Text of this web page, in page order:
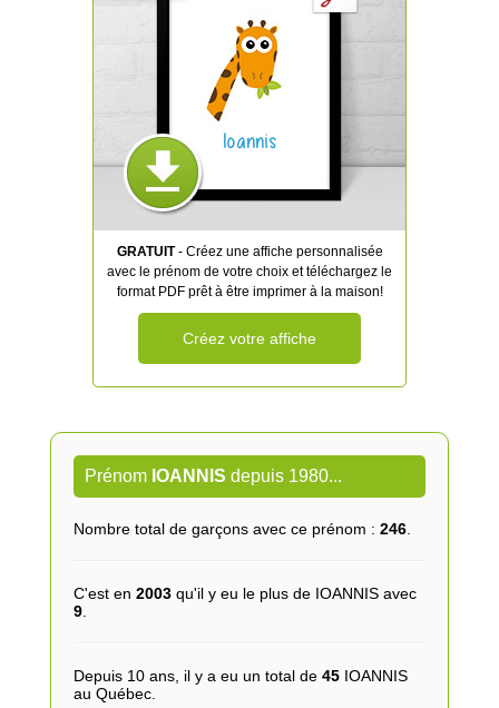
Ioannis
GRATUIT- Créez une affiche personnalisée
avec le prénom de votre choix et téléchargez le
format PDF prêt à être imprimer à la maison!
Créez votre affiche
Prénom IOANNIS depuis 1980...
Nombre total de garçons avec ce prénom : 246.
C'est en 2003qu'il y eu le plus de IOANNIS avec
9.
Depuis 10 ans, il y a eu un total de 45IOANNIS
au Québec.